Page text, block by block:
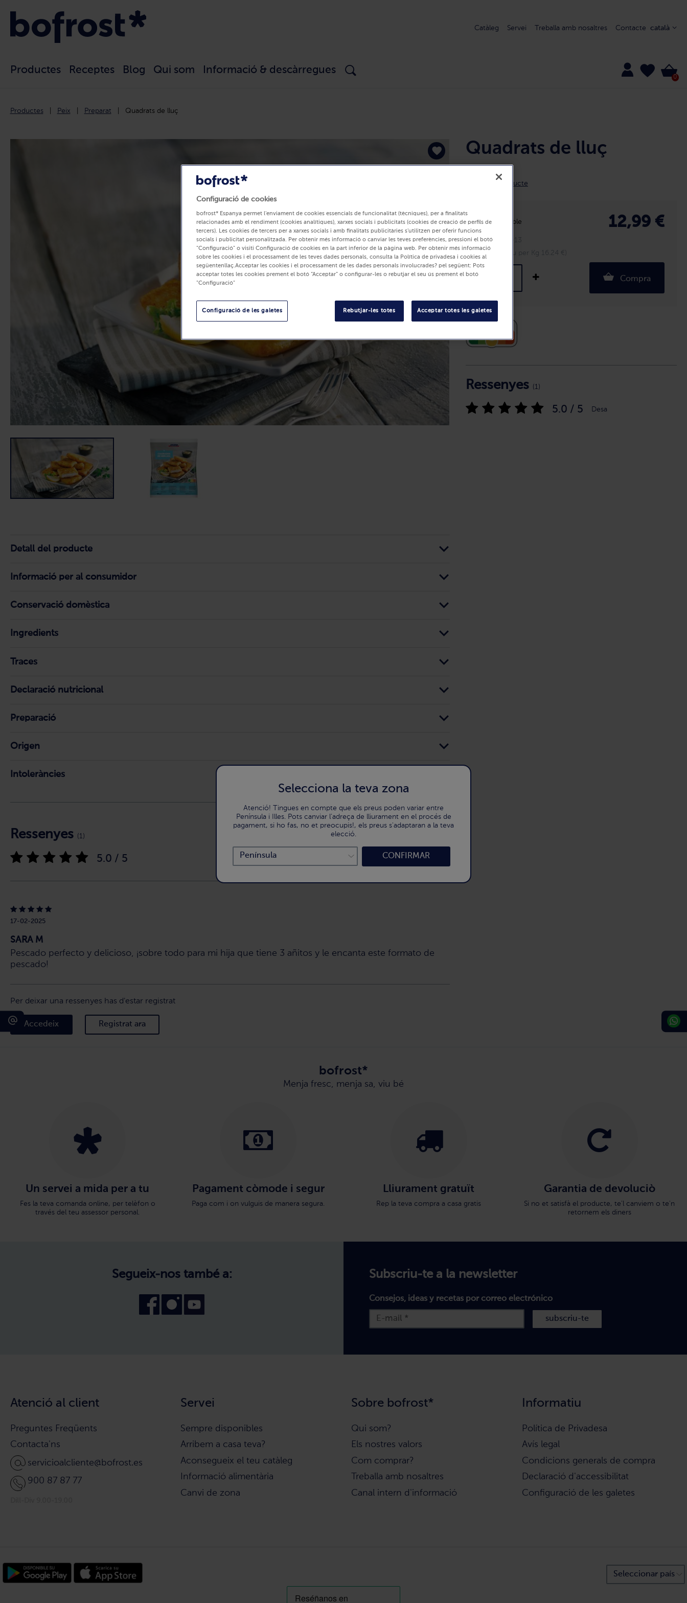
Catàleg Servei Treballa amb nosaltres Contacte català
Productes Receptes Blog Qui som Informació & descàrregues
0
Productes Peix Preparat Quadrats de lluç
Quadrats de lluç
Detall del producte
Disponible 12,99 €
Unitats: 11-13
800 g (Preu per Kg 16.24 €)
Compra
Ressenyes (1)
5.0 / 5 Desa
Detall del producte
Informació per al consumidor
Conservació domèstica
Ingredients
Traces
Declaració nutricional
Preparació
Origen
Intoleràncies
Ressenyes (1)
5.0 / 5
17-02-2025
SARA M
Pescado perfecto y delicioso, ¡sobre todo para mi hija que tiene 3 añitos y le encanta este formato de
pescado!
Per deixar una ressenyes has d'estar registrat
Accedeix Registrat ara
bofrost*
Menja fresc, menja sa, viu bé
Un servei a mida per a tu
Fes la teva comanda online, per telèfon o
través del teu assessor personal.
Pagament còmode i segur
Paga com i on vulguis de manera segura.
Lliurament gratuït
Rep la teva compra a casa gratis
Garantia de devoluciò
Si no et satisfà el producte, te'l canviem o te'n
retornem els diners
Atenció al client
Preguntes Freqüents
Contacta'ns
servicioalcliente@bofrost.es
900 87 87 77
Servei
Sempre disponibles
Arribem a casa teva?
Aconsegueix el teu catàleg
Informació alimentària
Canvi de zona
Sobre bofrost*
Qui som?
Els nostres valors
Com comprar?
Treballa amb nosaltres
Canal intern d'informació
Informatiu
Política de Privadesa
Avís legal
Condicions generals de compra
Declaració d'accessibilitat
Configuració de les galetes
Segueix-nos també a: Subscriu-te a la newsletter
Consejos, ideas y recetas por correo electrónico
subscriu-te
Selecciona la teva zona
Atenció! Tingues en compte que els preus poden variar entre
Península i Illes. Pots canviar l'adreça de lliurament en el procés de
pagament, si ho fas, no et preocupis!, els preus s'adaptaran a la teva
elecció.
CONFIRMAR
Configuració de cookies
bofrost* Espanya permet l'enviament de cookies essencials de funcionalitat (tècniques), per a finalitats
relacionades amb el rendiment (cookies analítiques), xarxes socials i publicitats (cookies de creació de perfils de
tercers). Les cookies de tercers per a xarxes socials i amb finalitats publicitàries s'utilitzen per oferir funcions
socials i publicitat personalitzada. Per obtenir més informació o canviar les teves preferències, pressioni el botó
"Configuració" o visiti Configuració de cookies en la part inferior de la pàgina web. Per obtenir més informació
sobre les cookies i el processament de les teves dades personals, consulta la Política de privadesa i cookies al
següentenllaç.Acceptar les cookies i el processament de les dades personals involucrades? pel següent: Pots
acceptar totes les cookies prement el botó “Acceptar” o configurar-les o rebutjar el seu ús prement el botó
"Configuració"
Rebutjar-les totes Acceptar totes les galetes
Configuració de les galetes